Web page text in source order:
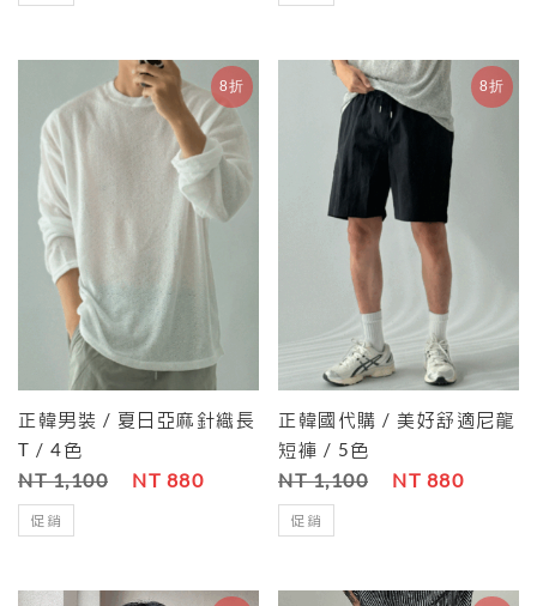
8折
正韓男裝 / 夏日亞麻針織長
T / 4色
NT 1,100 NT 880
促銷
8折
正韓國代購 / 美好舒適尼龍
短褲 / 5色
NT 1,100 NT 880
促銷